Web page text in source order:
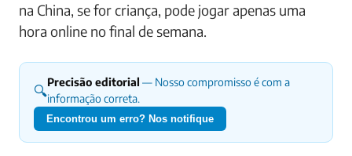
na China, se for criança, pode jogar apenas uma
hora online no final de semana.
🔍Precisão editorial — Nosso compromisso é com a
informação correta.
Encontrou um erro? Nos notifique